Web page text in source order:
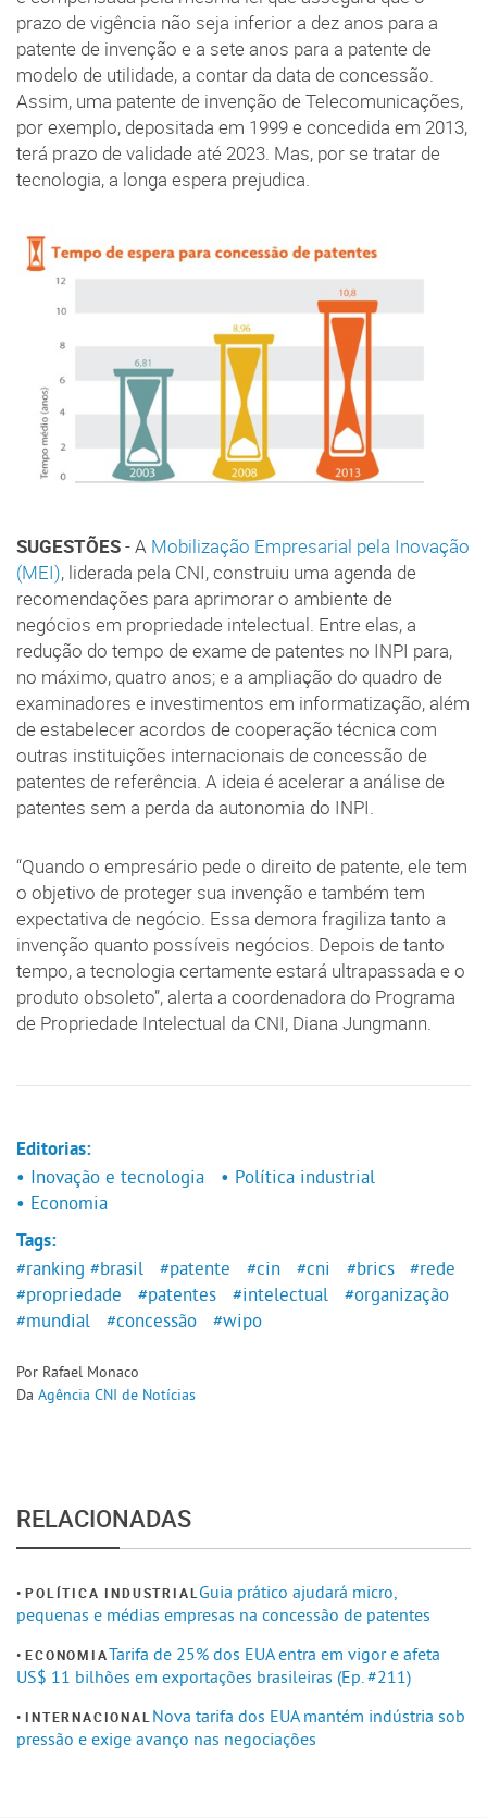
prazo de vigência não seja inferior a dez anos para a
patente de invenção e a sete anos para a patente de
modelo de utilidade, a contar da data de concessão.
Assim, uma patente de invenção de Telecomunicações,
por exemplo, depositada em 1999 e concedida em 2013,
terá prazo de validade até 2023. Mas, por se tratar de
tecnologia, a longa espera prejudica.
SUGESTÕES- A Mobilização Empresarial pela Inovação
(MEI), liderada pela CNI, construiu uma agenda de
recomendações para aprimorar o ambiente de
negócios em propriedade intelectual. Entre elas, a
redução do tempo de exame de patentes no INPI para,
no máximo, quatro anos; e a ampliação do quadro de
examinadores e investimentos em informatização, além
de estabelecer acordos de cooperação técnica com
outras instituições internacionais de concessão de
patentes de referência. A ideia é acelerar a análise de
patentes sem a perda da autonomia do INPI.
“Quando o empresário pede o direito de patente, ele tem
o objetivo de proteger sua invenção e também tem
expectativa de negócio. Essa demora fragiliza tanto a
invenção quanto possíveis negócios. Depois de tanto
tempo, a tecnologia certamente estará ultrapassada e o
produto obsoleto”, alerta a coordenadora do Programa
de Propriedade Intelectual da CNI, Diana Jungmann.
Editorias:
• Inovação e tecnologia
• Política industrial
• Economia
Tags:
#ranking #brasil #patente #cin #cni #brics
#rede
#propriedade
#patentes #intelectual
#organização
#mundial
#concessão #wipo
Por Rafael Monaco
Da Agência CNI de Notícias
RELACIONADAS
POLÍTICA INDUSTRIALGuia prático ajudará micro,
pequenas e médias empresas na concessão de patentes
ECONOMIATarifa de 25% dos EUA entra em vigor e afeta
US$ 11 bilhões em exportações brasileiras (Ep. #211)
INTERNACIONALNova tarifa dos EUA mantém indústria sob
pressão e exige avanço nas negociações